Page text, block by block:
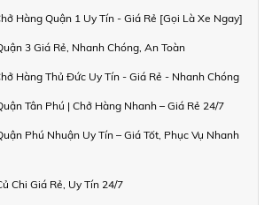
Hàng Quận 1 Uy Tín - Giá Rẻ [Gọi Là Xe Ngay]
3 Giá Rẻ, Nhanh Chóng, An Toàn
Hàng Thủ Đức Uy Tín - Giá Rẻ - Nhanh Chóng
Tân Phú | Chở Hàng Nhanh – Giá Rẻ 24/7
Phú Nhuận Uy Tín – Giá Tốt, Phục Vụ Nhanh
Chi Giá Rẻ, Uy Tín 24/7